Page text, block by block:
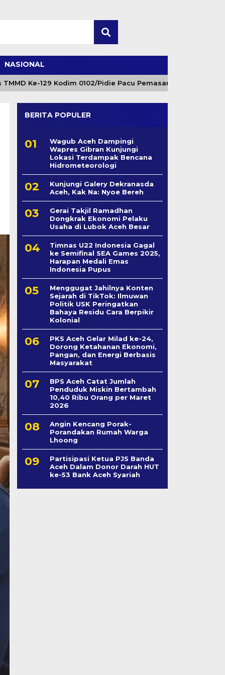
NASIONAL
Ke-129 Kodim 0102/Pidie Pacu Pemasangan Cerucuk
BERITA POPULER
Wagub Aceh Dampingi
Wapres Gibran Kunjungi
Lokasi Terdampak Bencana
Hidrometeorologi
Kunjungi Galery Dekranasda
Aceh, Kak Na: Nyoe Bereh
Gerai Takjil Ramadhan
Dongkrak Ekonomi Pelaku
Usaha di Lubok Aceh Besar
Timnas U22 Indonesia Gagal
ke Semifinal SEA Games 2025,
Harapan Medali Emas
Indonesia Pupus
Menggugat Jahilnya Konten
Sejarah di TikTok: Ilmuwan
Politik USK Peringatkan
Bahaya Residu Cara Berpikir
Kolonial
PKS Aceh Gelar Milad ke-24,
Dorong Ketahanan Ekonomi,
Pangan, dan Energi Berbasis
Masyarakat
BPS Aceh Catat Jumlah
Penduduk Miskin Bertambah
10,40 Ribu Orang per Maret
2026
Angin Kencang Porak-
Porandakan Rumah Warga
Lhoong
Partisipasi Ketua PJS Banda
Aceh Dalam Donor Darah HUT
ke-53 Bank Aceh Syariah